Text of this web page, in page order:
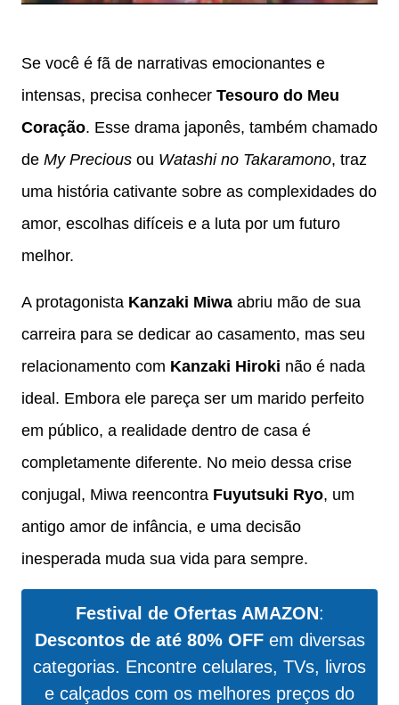
Se você é fã de narrativas emocionantes e
intensas, precisa conhecer Tesouro do Meu
Coração. Esse drama japonês, também chamado
de My Precious ou Watashi no Takaramono, traz
uma história cativante sobre as complexidades do
amor, escolhas difíceis e a luta por um futuro
melhor.
A protagonista Kanzaki Miwa abriu mão de sua
carreira para se dedicar ao casamento, mas seu
relacionamento com Kanzaki Hiroki não é nada
ideal. Embora ele pareça ser um marido perfeito
em público, a realidade dentro de casa é
completamente diferente. No meio dessa crise
conjugal, Miwa reencontra Fuyutsuki Ryo, um
antigo amor de infância, e uma decisão
inesperada muda sua vida para sempre.
Festival de Ofertas AMAZON:
Descontos de até 80% OFFem diversas
categorias. Encontre celulares, TVs, livros
e calçados com os melhores preços do